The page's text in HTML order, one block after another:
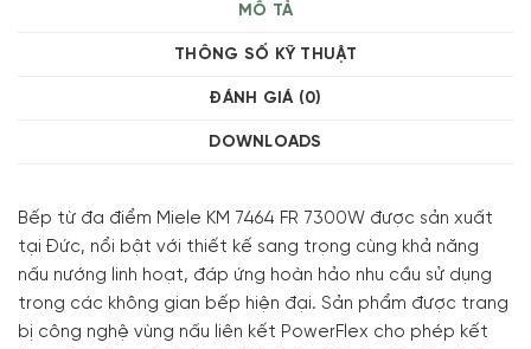
MÔ TẢ
THÔNG SỐ KỸ THUẬT
ĐÁNH GIÁ (0)
DOWNLOADS
Bếp từ đa điểm Miele KM 7464 FR 7300W được sản xuất
tại Đức, nổi bật với thiết kế sang trọng cùng khả năng
nấu nướng linh hoạt, đáp ứng hoàn hảo nhu cầu sử dụng
trong các không gian bếp hiện đại. Sản phẩm được trang
bị công nghệ vùng nấu liên kết PowerFlex cho phép kết